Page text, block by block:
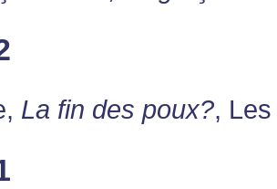
La fin des poux?,